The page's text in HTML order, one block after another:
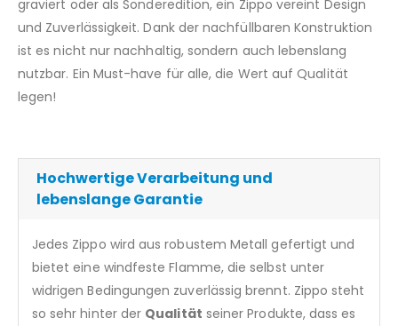
graviert oder als Sonderedition, ein Zippo vereint Design
und Zuverlässigkeit. Dank der nachfüllbaren Konstruktion
ist es nicht nur nachhaltig, sondern auch lebenslang
nutzbar. Ein Must-have für alle, die Wert auf Qualität
legen!
Hochwertige Verarbeitung und
lebenslange Garantie
Jedes Zippo wird aus robustem Metall gefertigt und
bietet eine windfeste Flamme, die selbst unter
widrigen Bedingungen zuverlässig brennt. Zippo steht
so sehr hinter der Qualität seiner Produkte, dass es